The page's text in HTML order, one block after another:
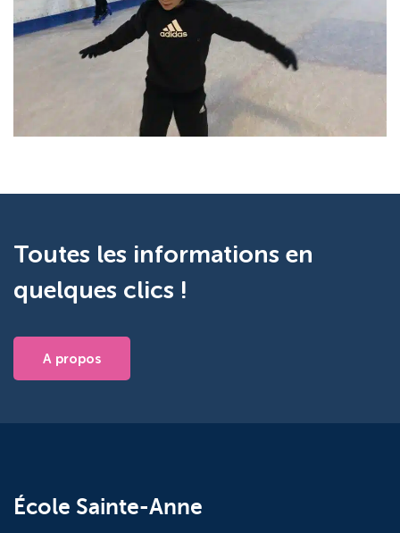
Toutes les informations en
quelques clics !
A propos
École Sainte-Anne